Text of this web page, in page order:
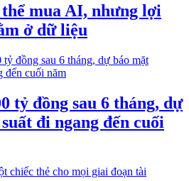
mua AI, nhưng lợi
ở dữ liệu
tỷ đồng sau 6 tháng, dự
đi ngang đến cuối